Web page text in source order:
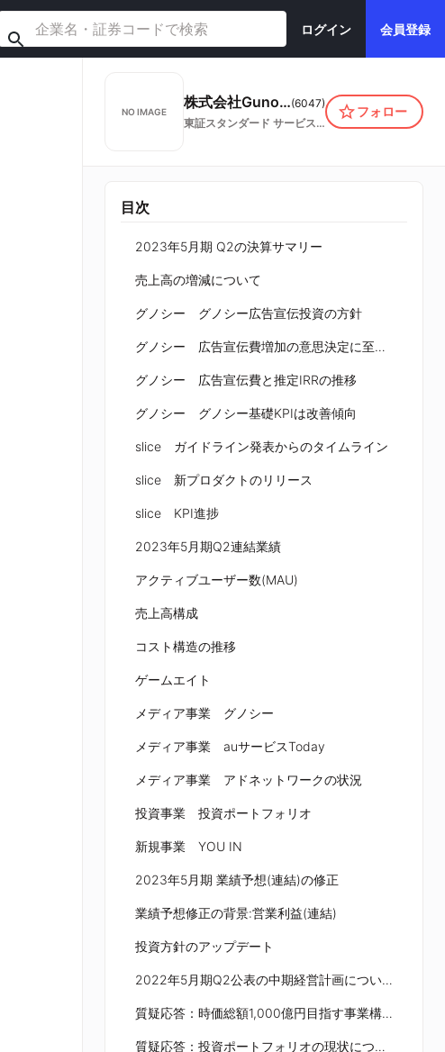
ログイン 会員登録
NO IMAGE
株式会社Gunosy(6047)
東証スタンダード サービス業
フォロー
目次
2023年5月期 Q2の決算サマリー
売上高の増減について
グノシー グノシー広告宣伝投資の方針
グノシー 広告宣伝費増加の意思決定に至った経緯
グノシー 広告宣伝費と推定IRRの推移
グノシー グノシー基礎KPIは改善傾向
slice ガイドライン発表からのタイムライン
slice 新プロダクトのリリース
slice KPI進捗
2023年5月期Q2連結業績
アクティブユーザー数(MAU)
売上高構成
コスト構造の推移
ゲームエイト
メディア事業 グノシー
メディア事業 auサービスToday
メディア事業 アドネットワークの状況
投資事業 投資ポートフォリオ
新規事業 YOU IN
2023年5月期 業績予想(連結)の修正
業績予想修正の背景:営業利益(連結)
投資方針のアップデート
2022年5月期Q2公表の中期経営計画について
質疑応答：時価総額1,000億円目指す事業構成比について
質疑応答：投資ポートフォリオの現状について